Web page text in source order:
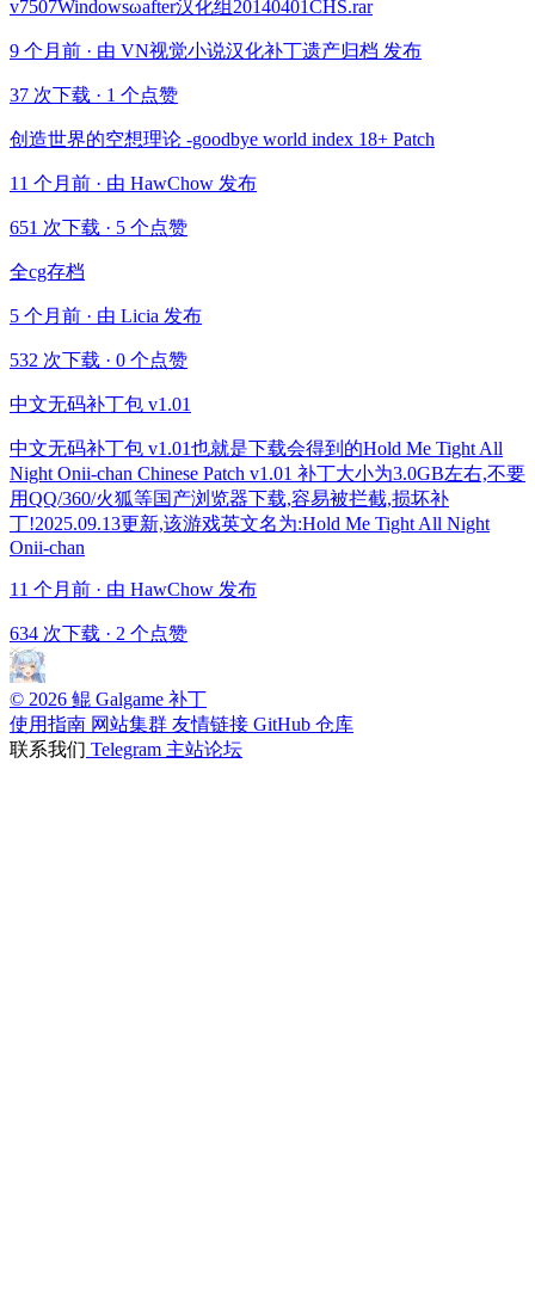
v7507Windowsωafter汉化组20140401CHS.rar
9 个月前 · 由 VN视觉小说汉化补丁遗产归档 发布
37 次下载 · 1 个点赞
创造世界的空想理论 -goodbye world index 18+ Patch
11 个月前 · 由 HawChow 发布
651 次下载 · 5 个点赞
全cg存档
5 个月前 · 由 Licia 发布
532 次下载 · 0 个点赞
中文无码补丁包 v1.01
中文无码补丁包 v1.01也就是下载会得到的Hold Me Tight All
Night Onii-chan Chinese Patch v1.01 补丁大小为3.0GB左右,不要
用QQ/360/火狐等国产浏览器下载,容易被拦截,损坏补
丁!2025.09.13更新,该游戏英文名为:Hold Me Tight All Night
Onii-chan
11 个月前 · 由 HawChow 发布
634 次下载 · 2 个点赞
© 2026 鲲 Galgame 补丁
使用指南 网站集群 友情链接 GitHub 仓库
联系我们 Telegram 主站论坛